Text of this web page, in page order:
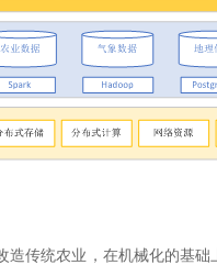
传统农业，在机械化的基础